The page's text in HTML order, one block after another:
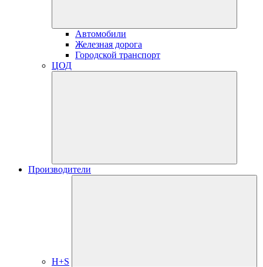
Автомобили
Железная дорога
Городской транспорт
ЦОД
Производители
H+S